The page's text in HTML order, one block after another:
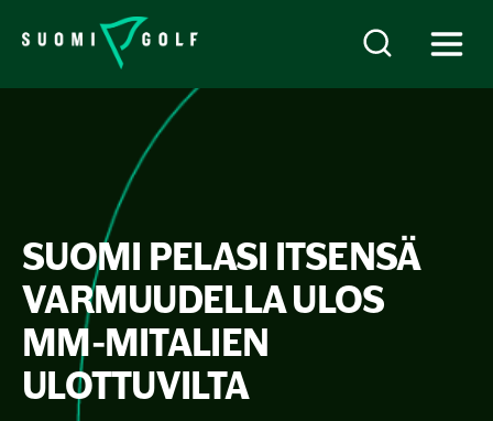
SUOMI PELASI ITSENSÄ
VARMUUDELLA ULOS
MM-MITALIEN
ULOTTUVILTA